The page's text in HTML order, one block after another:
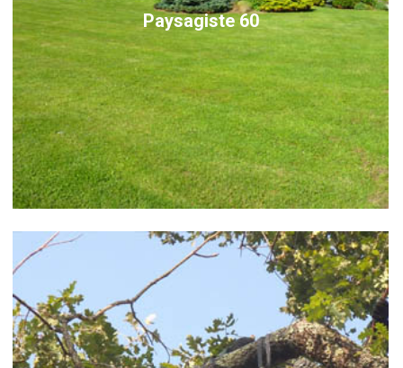
Paysagiste 60